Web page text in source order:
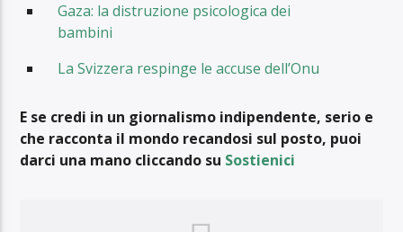
Gaza: la distruzione psicologica dei
bambini
La Svizzera respinge le accuse dell’Onu
E se credi in un giornalismo indipendente, serio e
che racconta il mondo recandosi sul posto, puoi
darci una mano cliccando su Sostienici